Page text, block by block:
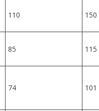
110 150
85 115
74 101